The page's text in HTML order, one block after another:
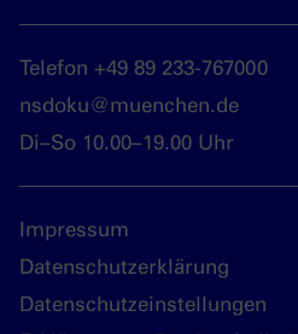
Telefon +49 89 233-767000
nsdoku@muenchen.de
Di–So 10.00–19.00 Uhr
Impressum
Datenschutzerklärung
Datenschutzeinstellungen